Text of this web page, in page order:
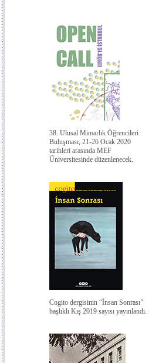
38. Ulusal Mimarlık Öğrencileri
Buluşması, 21-26 Ocak 2020
tarihleri arasında MEF
Üniversitesinde düzenlenecek.
Cogito dergisinin “İnsan Sonrası”
başlıklı Kış 2019 sayısı yayınlandı.